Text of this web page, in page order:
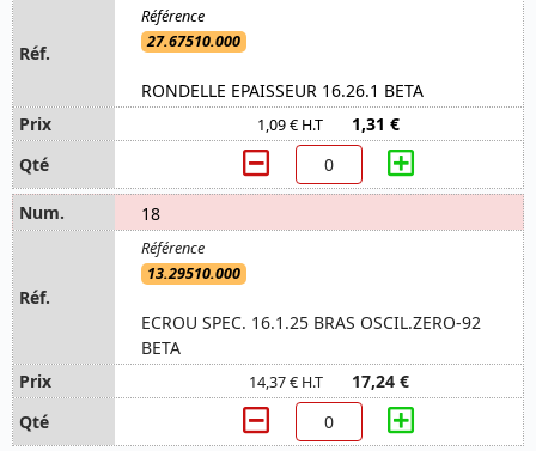
27.67510.000
RONDELLE EPAISSEUR 16.26.1 BETA
1,09 € H.T 1,31 €
18
13.29510.000
ECROU SPEC. 16.1.25 BRAS OSCIL.ZERO-92
BETA
14,37 € H.T 17,24 €